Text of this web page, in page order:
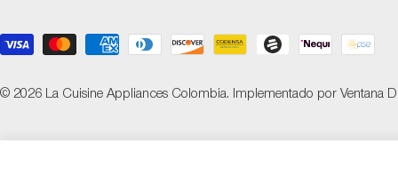
Métodos
pago
© 2026 La Cuisine Appliances Colombia. Implementado por Ventana